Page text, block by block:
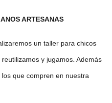
ARTESANAS
un taller para chicos
reutilizamos y jugamos. Además
que compren en nuestra